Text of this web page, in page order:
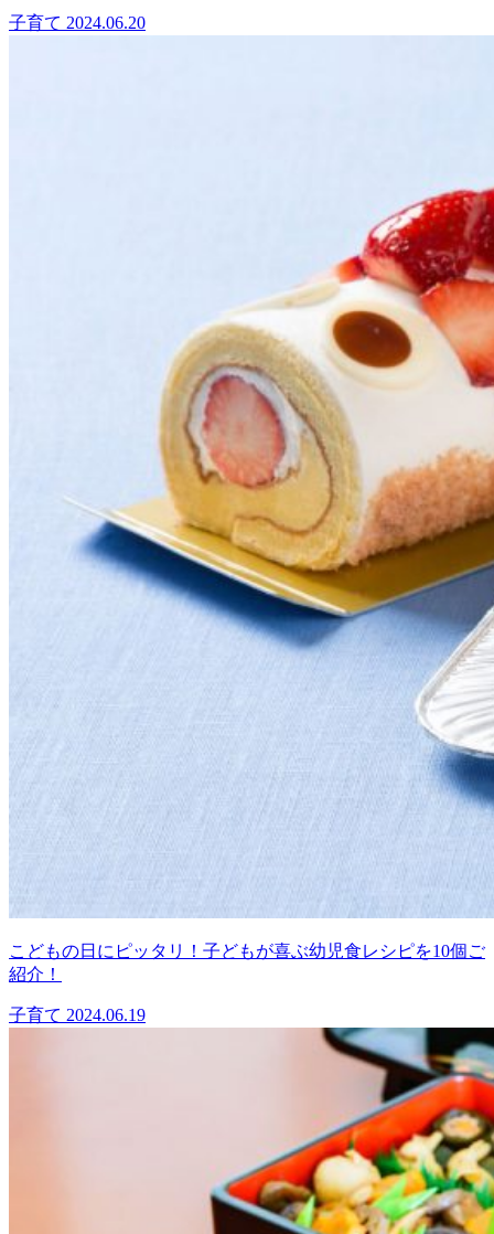
子育て 2024.06.20
こどもの日にピッタリ！子どもが喜ぶ幼児食レシピを10個ご
紹介！
子育て 2024.06.19